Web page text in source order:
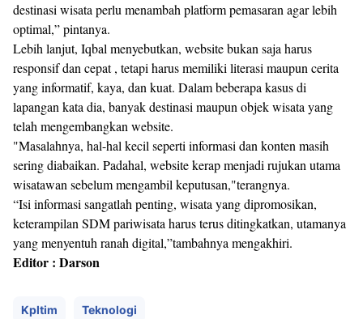
destinasi wisata perlu menambah platform pemasaran agar lebih
optimal,” pintanya.
Lebih lanjut, Iqbal menyebutkan, website bukan saja harus
responsif dan cepat , tetapi harus memiliki literasi maupun cerita
yang informatif, kaya, dan kuat. Dalam beberapa kasus di
lapangan kata dia, banyak destinasi maupun objek wisata yang
telah mengembangkan website.
"Masalahnya, hal-hal kecil seperti informasi dan konten masih
sering diabaikan. Padahal, website kerap menjadi rujukan utama
wisatawan sebelum mengambil keputusan,"terangnya.
“Isi informasi sangatlah penting, wisata yang dipromosikan,
keterampilan SDM pariwisata harus terus ditingkatkan, utamanya
yang menyentuh ranah digital,”tambahnya mengakhiri.
Editor : Darson
Kpltim Teknologi